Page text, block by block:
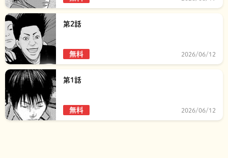
第2話
無料 2026/06/12
第1話
無料 2026/06/12